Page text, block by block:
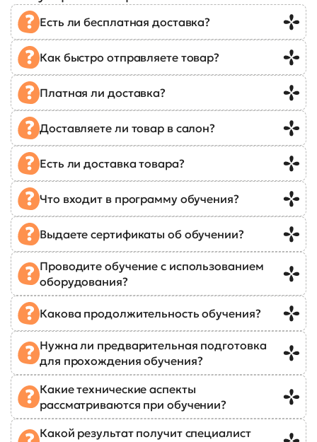
Есть ли бесплатная доставка?
Как быстро отправляете товар?
Платная ли доставка?
Доставляете ли товар в салон?
Есть ли доставка товара?
Что входит в программу обучения?
Выдаете сертификаты об обучении?
Проводите обучение с использованием
оборудования?
Какова продолжительность обучения?
Нужна ли предварительная подготовка
для прохождения обучения?
Какие технические аспекты
рассматриваются при обучении?
Какой результат получит специалист